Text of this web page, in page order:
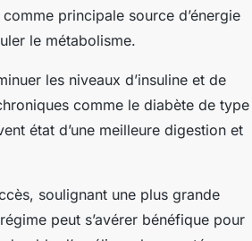
principale source d’énergie
le métabolisme.
les niveaux d’insuline et de
comme le diabète de type
état d’une meilleure digestion et
soulignant une plus grande
peut s’avérer bénéfique pour